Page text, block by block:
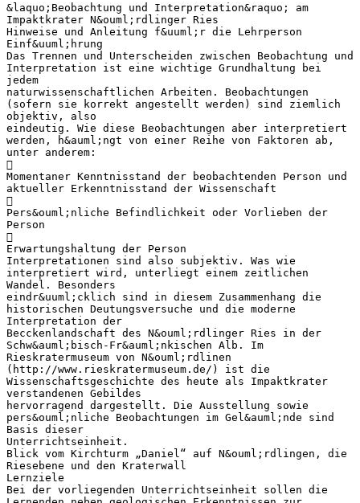
&laquo;Beobachtung und Interpretation&raquo; am
Impaktkrater N&ouml;rdlinger Ries
Hinweise und Anleitung f&uuml;r die Lehrperson
Einf&uuml;hrung
Das Trennen und Unterscheiden zwischen Beobachtung und
Interpretation ist eine wichtige Grundhaltung bei
jedem
naturwissenschaftlichen Arbeiten. Beobachtungen
(sofern sie korrekt angestellt werden) sind ziemlich
objektiv, also
eindeutig. Wie diese Beobachtungen aber interpretiert
werden, h&auml;ngt von einer Reihe von Faktoren ab,
unter anderem:

Momentaner Kenntnisstand der beobachtenden Person und
aktueller Erkenntnisstand der Wissenschaft

Pers&ouml;nliche Befindlichkeit oder Vorlieben der
Person

Erwartungshaltung der Person
Interpretationen sind also subjektiv. Was wie
interpretiert wird, unterliegt einem zeitlichen
Wandel. Besonders
eindr&uuml;cklich sind in diesem Zusammenhang die
historischen Deutungsversuche und die moderne
Interpretation der
Becckenlandschaft des N&ouml;rdlinger Ries in der
Schw&auml;bisch-Fr&auml;nkischen Alb. Im
Rieskratermuseum von N&ouml;rdlinen
(http://www.rieskratermuseum.de/) ist die
Wissenschaftsgeschichte des heute als Impaktkrater
verstandenen Gebildes
hervorragend dargestellt. Die Ausstellung sowie
pers&ouml;nliche Beobachtungen im Gel&auml;nde sind
Basis dieser
Unterrichtseinheit.
Blick vom Kirchturm „Daniel“ auf N&ouml;rdlingen, die
Riesebene und den Kraterwall
Lernziele
Bei der vorliegenden Unterrichtseinheit sollen die